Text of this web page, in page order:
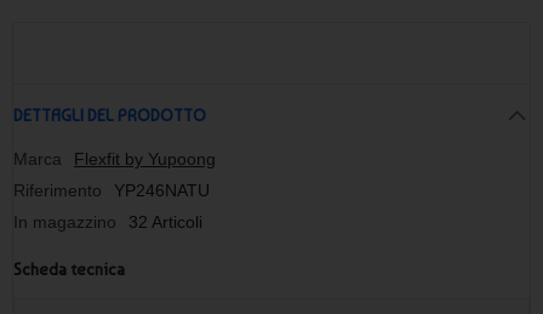
DETTAGLI DEL PRODOTTO
Marca
Flexfit by Yupoong
Riferimento
YP246NATU
In magazzino
32 Articoli
Scheda tecnica